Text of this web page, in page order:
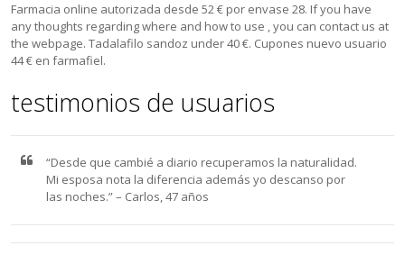
Farmacia online autorizada desde 52 € por envase 28. If you have
any thoughts regarding where and how to use , you can contact us at
the webpage. Tadalafilo sandoz under 40 €. Cupones nuevo usuario
44 € en farmafiel.
testimonios de usuarios
“Desde que cambié a diario recuperamos la naturalidad.
Mi esposa nota la diferencia además yo descanso por
las noches.” – Carlos, 47 años